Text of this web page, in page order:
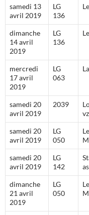
samedi 13
avril 2019
LG
136
dimanche
14 avril
2019
LG
136
mercredi
17 avril
2019
LG
063
samedi 20
avril 2019
2039
samedi 20
avril 2019
LG
050
samedi 20
avril 2019
LG
142
dimanche
21 avril
2019
LG
050